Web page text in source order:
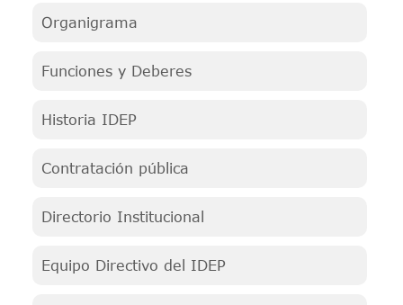
Organigrama
Funciones y Deberes
Historia IDEP
Contratación pública
Directorio Institucional
Equipo Directivo del IDEP